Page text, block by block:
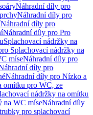
Náhradní díly pro
Náhradní díly pro
Náhradní díly pro
Náhradní díly pro Pro
Splachovací nádržky na
Splachovací nádržky na
míseNáhradní díly pro
díly pro
Náhradní díly pro Nízko a
omítku pro WC, ze
nádržky na omítku
na WC míseNáhradní díly
pro splachovací